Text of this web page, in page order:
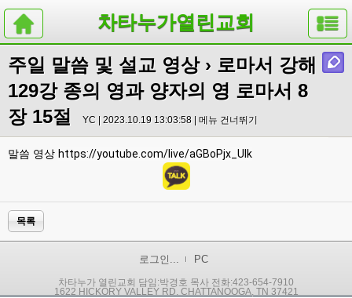
차타누가열린교회
주일 말씀 및 설교 영상› 로마서 강해
129강 종의 영과 양자의 영 로마서 8
장 15절
YC | 2023.10.19 13:03:58 | 메뉴 건너뛰기
말씀 영상 https://youtube.com/live/aGBoPjx_UIk
목록
로그인... PC
차타누가 열린교회 담임:박경호 목사 전화:423-654-7910
1622 HICKORY VALLEY RD. CHATTANOOGA, TN 37421